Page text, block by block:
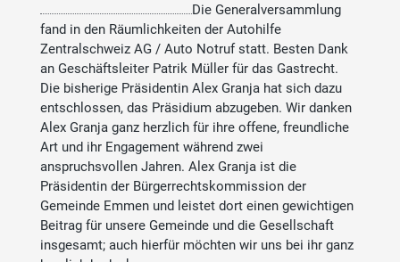
Die Generalversammlung
fand in den Räumlichkeiten der Autohilfe
Zentralschweiz AG / Auto Notruf statt. Besten Dank
an Geschäftsleiter Patrik Müller für das Gastrecht.
Die bisherige Präsidentin Alex Granja hat sich dazu
entschlossen, das Präsidium abzugeben. Wir danken
Alex Granja ganz herzlich für ihre offene, freundliche
Art und ihr Engagement während zwei
anspruchsvollen Jahren. Alex Granja ist die
Präsidentin der Bürgerrechtskommission der
Gemeinde Emmen und leistet dort einen gewichtigen
Beitrag für unsere Gemeinde und die Gesellschaft
insgesamt; auch hierfür möchten wir uns bei ihr ganz